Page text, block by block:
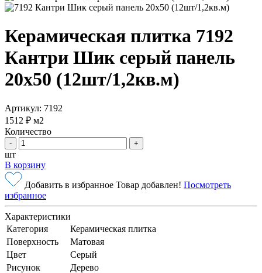
Керамическая плитка 7192
Кантри Шик серый панель
20х50 (12шт/1,2кв.м)
Артикул: 7192
1512 ₽ м2
Количество
- +
шт
В корзину
Добавить в избранное Товар добавлен! Посмотреть
избранное
Характеристики
Категория
Керамическая плитка
Поверхность
Матовая
Цвет
Серый
Рисунок
Дерево